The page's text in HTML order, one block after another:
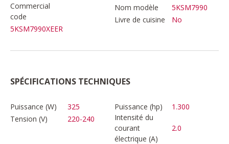
Commercial
code
5KSM7990XEER
Nom modèle
5KSM7990
Livre de cuisine
No
SPÉCIFICATIONS TECHNIQUES
Puissance (W) 325 Puissance (hp)
1.300
Tension (V)
220-240
Intensité du
courant
électrique (A)
2.0